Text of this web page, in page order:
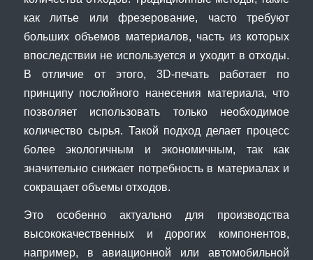
как литье или фрезерование, часто требуют
больших объемов материалов, часть из которых
впоследствии не используется и уходит в отходы.
В отличие от этого, 3D-печать работает по
принципу послойного нанесения материала, что
позволяет использовать только необходимое
количество сырья. Такой подход делает процесс
более экологичным и экономичным, так как
значительно снижает потребность в материалах и
сокращает объемы отходов.
Это особенно актуально для производства
высококачественных и дорогих компонентов,
например, в авиационной или автомобильной